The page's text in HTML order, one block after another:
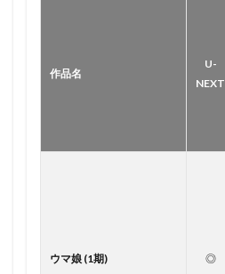
作品名
U-
NEXT
ウマ娘 (1期) ◎